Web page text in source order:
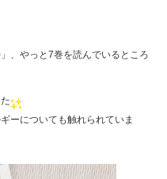
、やっと7巻を読んでいるところ
ーについても触れられていま